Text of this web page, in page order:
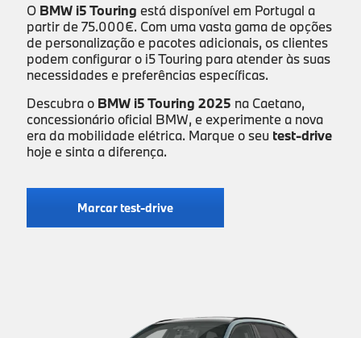
OBMW i5 Touring está disponível em Portugal a
partir de 75.000€. Com uma vasta gama de opções
de personalização e pacotes adicionais, os clientes
podem configurar o i5 Touring para atender às suas
necessidades e preferências específicas.
Descubra o BMW i5 Touring 2025 na Caetano,
concessionário oficial BMW, e experimente a nova
era da mobilidade elétrica. Marque o seu test-drive
hoje e sinta a diferença.
Marcar test-drive